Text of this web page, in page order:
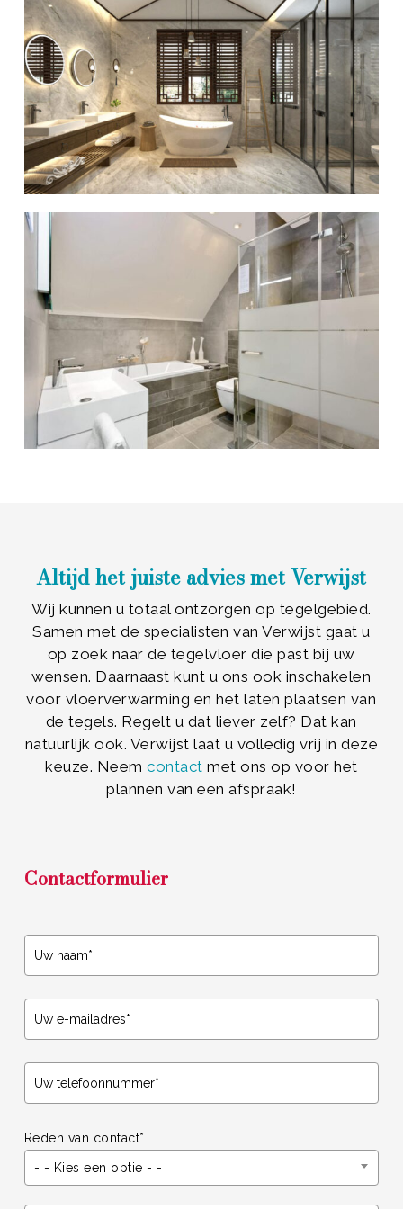
Altijd het juiste advies met Verwijst
Wij kunnen u totaal ontzorgen op tegelgebied.
Samen met de specialisten van Verwijst gaat u
op zoek naar de tegelvloer die past bij uw
wensen. Daarnaast kunt u ons ook inschakelen
voor vloerverwarming en het laten plaatsen van
de tegels. Regelt u dat liever zelf? Dat kan
natuurlijk ook. Verwijst laat u volledig vrij in deze
keuze. Neemcontactmet ons op voor het
plannen van een afspraak!
Contactformulier
Reden van contact*
- - Kies een optie - -